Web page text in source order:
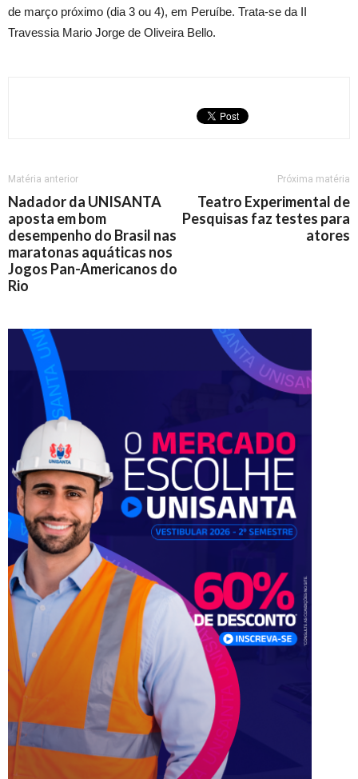
de março próximo (dia 3 ou 4), em Peruíbe. Trata-se da II
Travessia Mario Jorge de Oliveira Bello.
Matéria anterior
Nadador da UNISANTA
aposta em bom
desempenho do Brasil nas
maratonas aquáticas nos
Jogos Pan-Americanos do
Rio
Próxima matéria
Teatro Experimental de
Pesquisas faz testes para
atores